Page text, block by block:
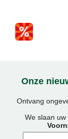
Onze
Ontvang
We slaan